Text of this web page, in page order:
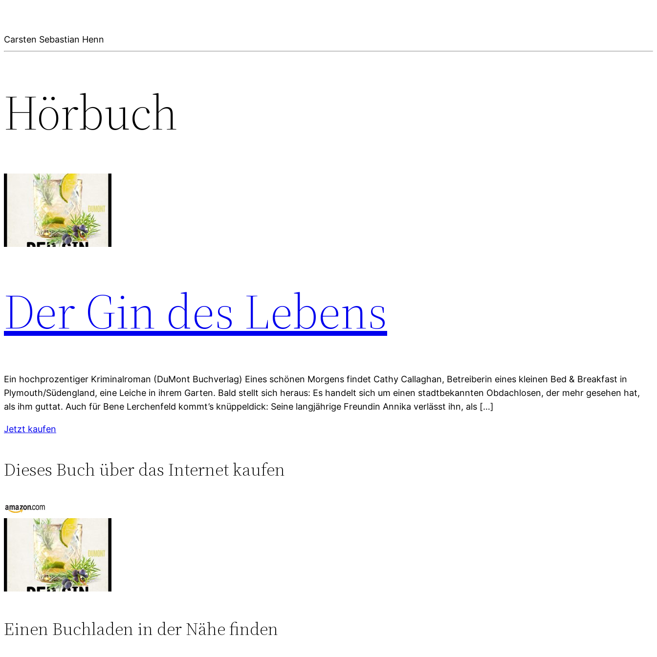
Carsten Sebastian Henn
Hörbuch
Der Gin des Lebens
Ein hochprozentiger Kriminalroman (DuMont Buchverlag) Eines schönen Morgens findet Cathy Callaghan, Betreiberin eines kleinen Bed & Breakfast in
Plymouth/Südengland, eine Leiche in ihrem Garten. Bald stellt sich heraus: Es handelt sich um einen stadtbekannten Obdachlosen, der mehr gesehen hat,
als ihm guttat. Auch für Bene Lerchenfeld kommt’s knüppeldick: Seine langjährige Freundin Annika verlässt ihn, als […]
Jetzt kaufen
Dieses Buch über das Internet kaufen
Einen Buchladen in der Nähe finden